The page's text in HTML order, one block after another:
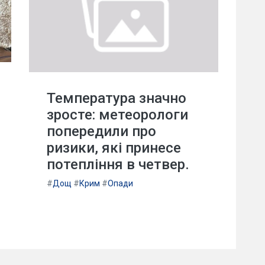
Температура значно
зросте: метеорологи
попередили про
ризики, які принесе
потепління в четвер.
#Дощ #Крим #Опади